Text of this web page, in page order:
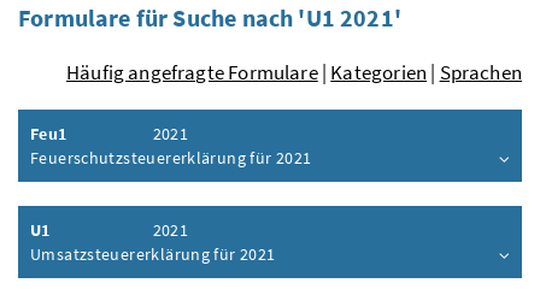
Formulare für Suche nach 'U1 2021'
Häufig angefragte Formulare| Kategorien | Sprachen
Feu1
2021
Feuerschutzsteuererklärung für 2021
Inhalt aufklappen
U1
2021
Umsatzsteuererklärung für 2021
Inhalt aufklappen